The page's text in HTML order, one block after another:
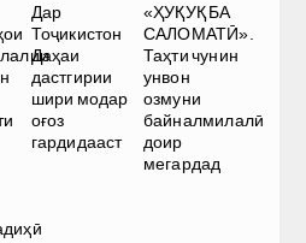
Дар
Тоҷикистон
Даҳаи
дастгирии
шири модар
оғоз
гардидааст
«ҲУҚУҚ БА
САЛОМАТӢ».
Таҳти чунин
унвон
озмуни
байналмилалӣ
доир
мегардад